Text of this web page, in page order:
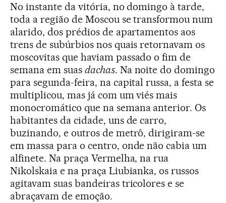
No instante da vitória, no domingo à tarde,
toda a região de Moscou se transformou num
alarido, dos prédios de apartamentos aos
trens de subúrbios nos quais retornavam os
moscovitas que haviam passado o fim de
semana em suas dachas. Na noite do domingo
para segunda-feira, na capital russa, a festa se
multiplicou, mas já com um viés mais
monocromático que na semana anterior. Os
habitantes da cidade, uns de carro,
buzinando, e outros de metrô, dirigiram-se
em massa para o centro, onde não cabia um
alfinete. Na praça Vermelha, na rua
Nikolskaia e na praça Liubianka, os russos
agitavam suas bandeiras tricolores e se
abraçavam de emoção.